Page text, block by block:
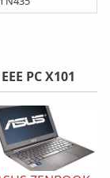
PC X101